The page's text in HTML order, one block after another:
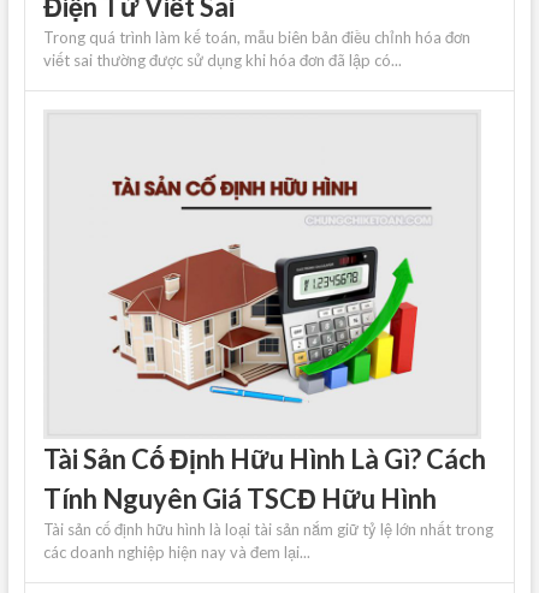
Điện Tử Viết Sai
Trong quá trình làm kế toán, mẫu biên bản điều chỉnh hóa đơn
viết sai thường được sử dụng khi hóa đơn đã lập có...
Tài Sản Cố Định Hữu Hình Là Gì? Cách
Tính Nguyên Giá TSCĐ Hữu Hình
Tài sản cố định hữu hình là loại tài sản nắm giữ tỷ lệ lớn nhất trong
các doanh nghiệp hiện nay và đem lại...